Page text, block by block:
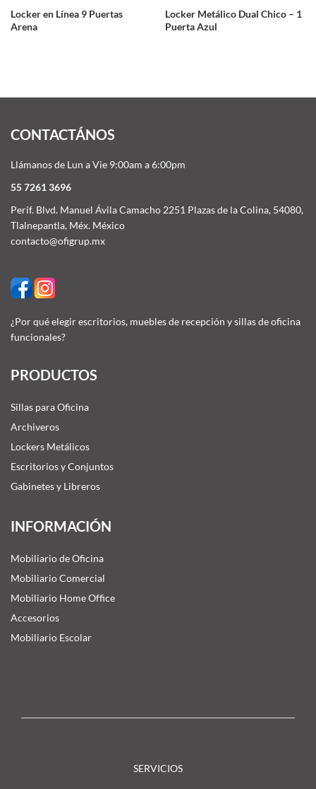
Locker en Línea 9 Puertas
Arena
Locker Metálico Dual Chico – 1
Puerta Azul
CONTACTÁNOS
Llámanos de Lun a Vie 9:00am a 6:00pm
55 7261 3696
Perif. Blvd. Manuel Ávila Camacho 2251 Plazas de la Colina, 54080,
Tlalnepantla, Méx. México
contacto@ofigrup.mx
¿Por qué elegir escritorios, muebles de recepción y sillas de oficina
funcionales?
PRODUCTOS
Sillas para Oficina
Archiveros
Lockers Metálicos
Escritorios y Conjuntos
Gabinetes y Libreros
INFORMACIÓN
Mobiliario de Oficina
Mobiliario Comercial
Mobiliario Home Office
Accesorios
Mobiliario Escolar
SERVICIOS